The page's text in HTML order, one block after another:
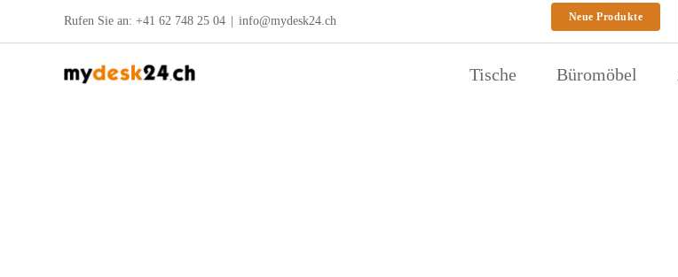
Rufen Sie an: +41 62 748 25 04 info@mydesk24.ch Neue Produkte
Tische Büromöbel